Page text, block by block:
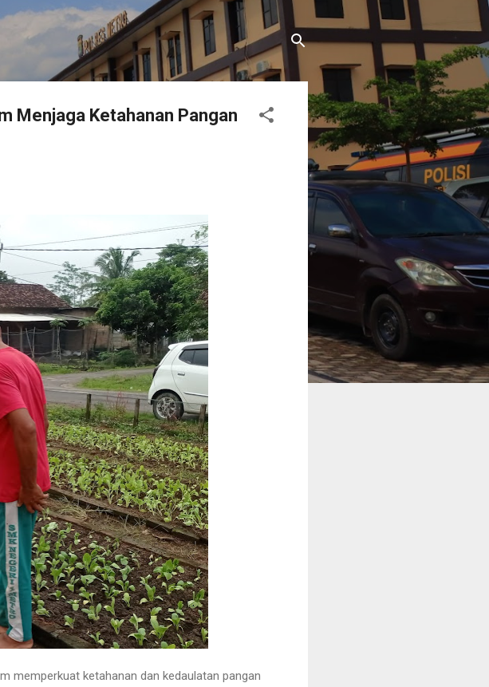
Menjaga Ketahanan Pangan
memperkuat ketahanan dan kedaulatan pangan